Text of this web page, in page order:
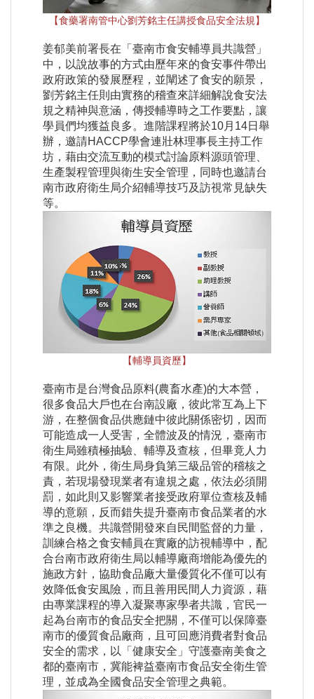
【食藥署南管中心劉芳銘主任講授食品安全法規】
姜郁美前署長在「臺南市食安輔導員共識營」
中，以說故事的方式由歷年來的食安事件帶出
政府政策的發展歷程，並闡述了食安的願景，
劉芳銘主任則由實務的稽查來詳細解說食安法
規之精神與意涵，傳授輔導時之工作要點，讓
學員們均獲益良多。進階課程將於10月14日舉
辦，邀請HACCP學會連壯林理事長主持工作
坊，藉由交流互動的模式討論原料源頭管理、
生產製程管理與衛生安全管理，同時也邀請台
南市政府衛生局介紹輔導技巧及訪視常見缺失
等。
【輔導員資歷】
臺南市是台灣食品原料(農畜水產)的大本營，
很多食品大戶也在台南設廠，彼此常互為上下
游，在整個食品供應鏈中彼此關係密切，因而
可能造成一人受害，全體波及的情況，臺南市
衛生局雖積極抽驗、輔導及查核，但畢竟人力
有限。此外，衛生局身負第三級品管的稽核之
責，若現場發現業者有違規之處，依法必須開
罰，如此則又影響業者接受政府單位查核及輔
導的意願，反而錯失提升臺南市食品業者的水
準之良機。共識營開發來自民間監督的力量，
訓練合格之食安輔員在實廠的訪視輔導中，配
合台南市政府衛生局以輔導廠商增能為優先的
施政方針，協助食品廠大量優質化不僅可以有
效降低食安風險，而且善用民間人力資源，藉
由專業課程的導入凝聚專家學者共識，官民一
起為台南市的食品安全把關，不僅可以保障臺
南市的優質食品廠商，且可回應消費者對食品
安全的需求，以「健康安全」守護臺南美食之
都的臺南市，冀能裨益臺南市食品安全衛生管
理，並成為全國食品安全管理之典範。